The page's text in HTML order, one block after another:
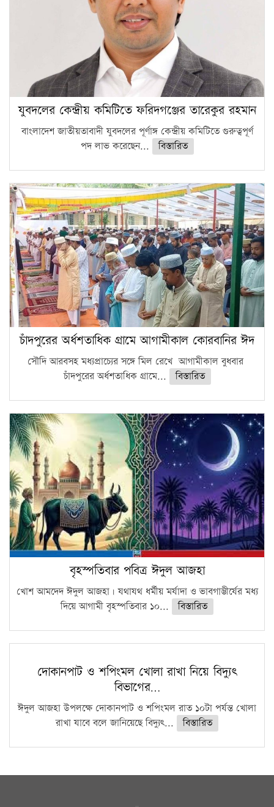
যুবদলের কেন্দ্রীয় কমিটিতে ফরিদগঞ্জের তারেকুর রহমান
বাংলাদেশ জাতীয়তাবাদী যুবদলের পূর্ণাঙ্গ কেন্দ্রীয় কমিটিতে গুরুত্বপূর্ণ
পদ লাভ করেছেন...
বিস্তারিত
চাঁদপুরের অর্ধশতাধিক গ্রামে আগামীকাল কোরবানির ঈদ
সৌদি আরবসহ মধ্যপ্রাচ্যের সঙ্গে মিল রেখে আগামীকাল বুধবার
চাঁদপুরের অর্ধশতাধিক গ্রামে...
বিস্তারিত
বৃহস্পতিবার পবিত্র ঈদুল আজহা
খোশ আমদেদ ঈদুল আজহা। যথাযথ ধর্মীয় মর্যাদা ও ভাবগাম্ভীর্যের মধ্য
দিয়ে আগামী বৃহস্পতিবার ১০...
বিস্তারিত
দোকানপাট ও শপিংমল খোলা রাখা নিয়ে বিদ্যুৎ
বিভাগের…
ঈদুল আজহা উপলক্ষে দোকানপাট ও শপিংমল রাত ১০টা পর্যন্ত খোলা
রাখা যাবে বলে জানিয়েছে বিদ্যুৎ...
বিস্তারিত